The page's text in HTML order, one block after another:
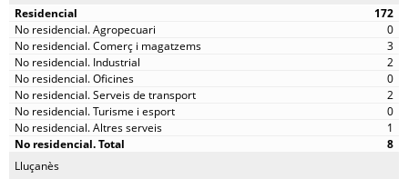
172
0
3
2
0
2
0
1
8
Lluçanès